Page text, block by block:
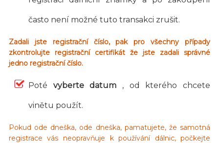
často není možné tuto transakci zrušit.
Zadali jste registrační číslo, pak pro všechny případy
zkontrolujte registrační certifikát že jste zadali správné
jedno registrační číslo.
Poté vyberte datum , od kterého chcete
vinětu použít.
Pokud ode dneška, ode dneška, pamatujete, že samotná
registrace vás neopravňuje k používání dálnic, počkejte